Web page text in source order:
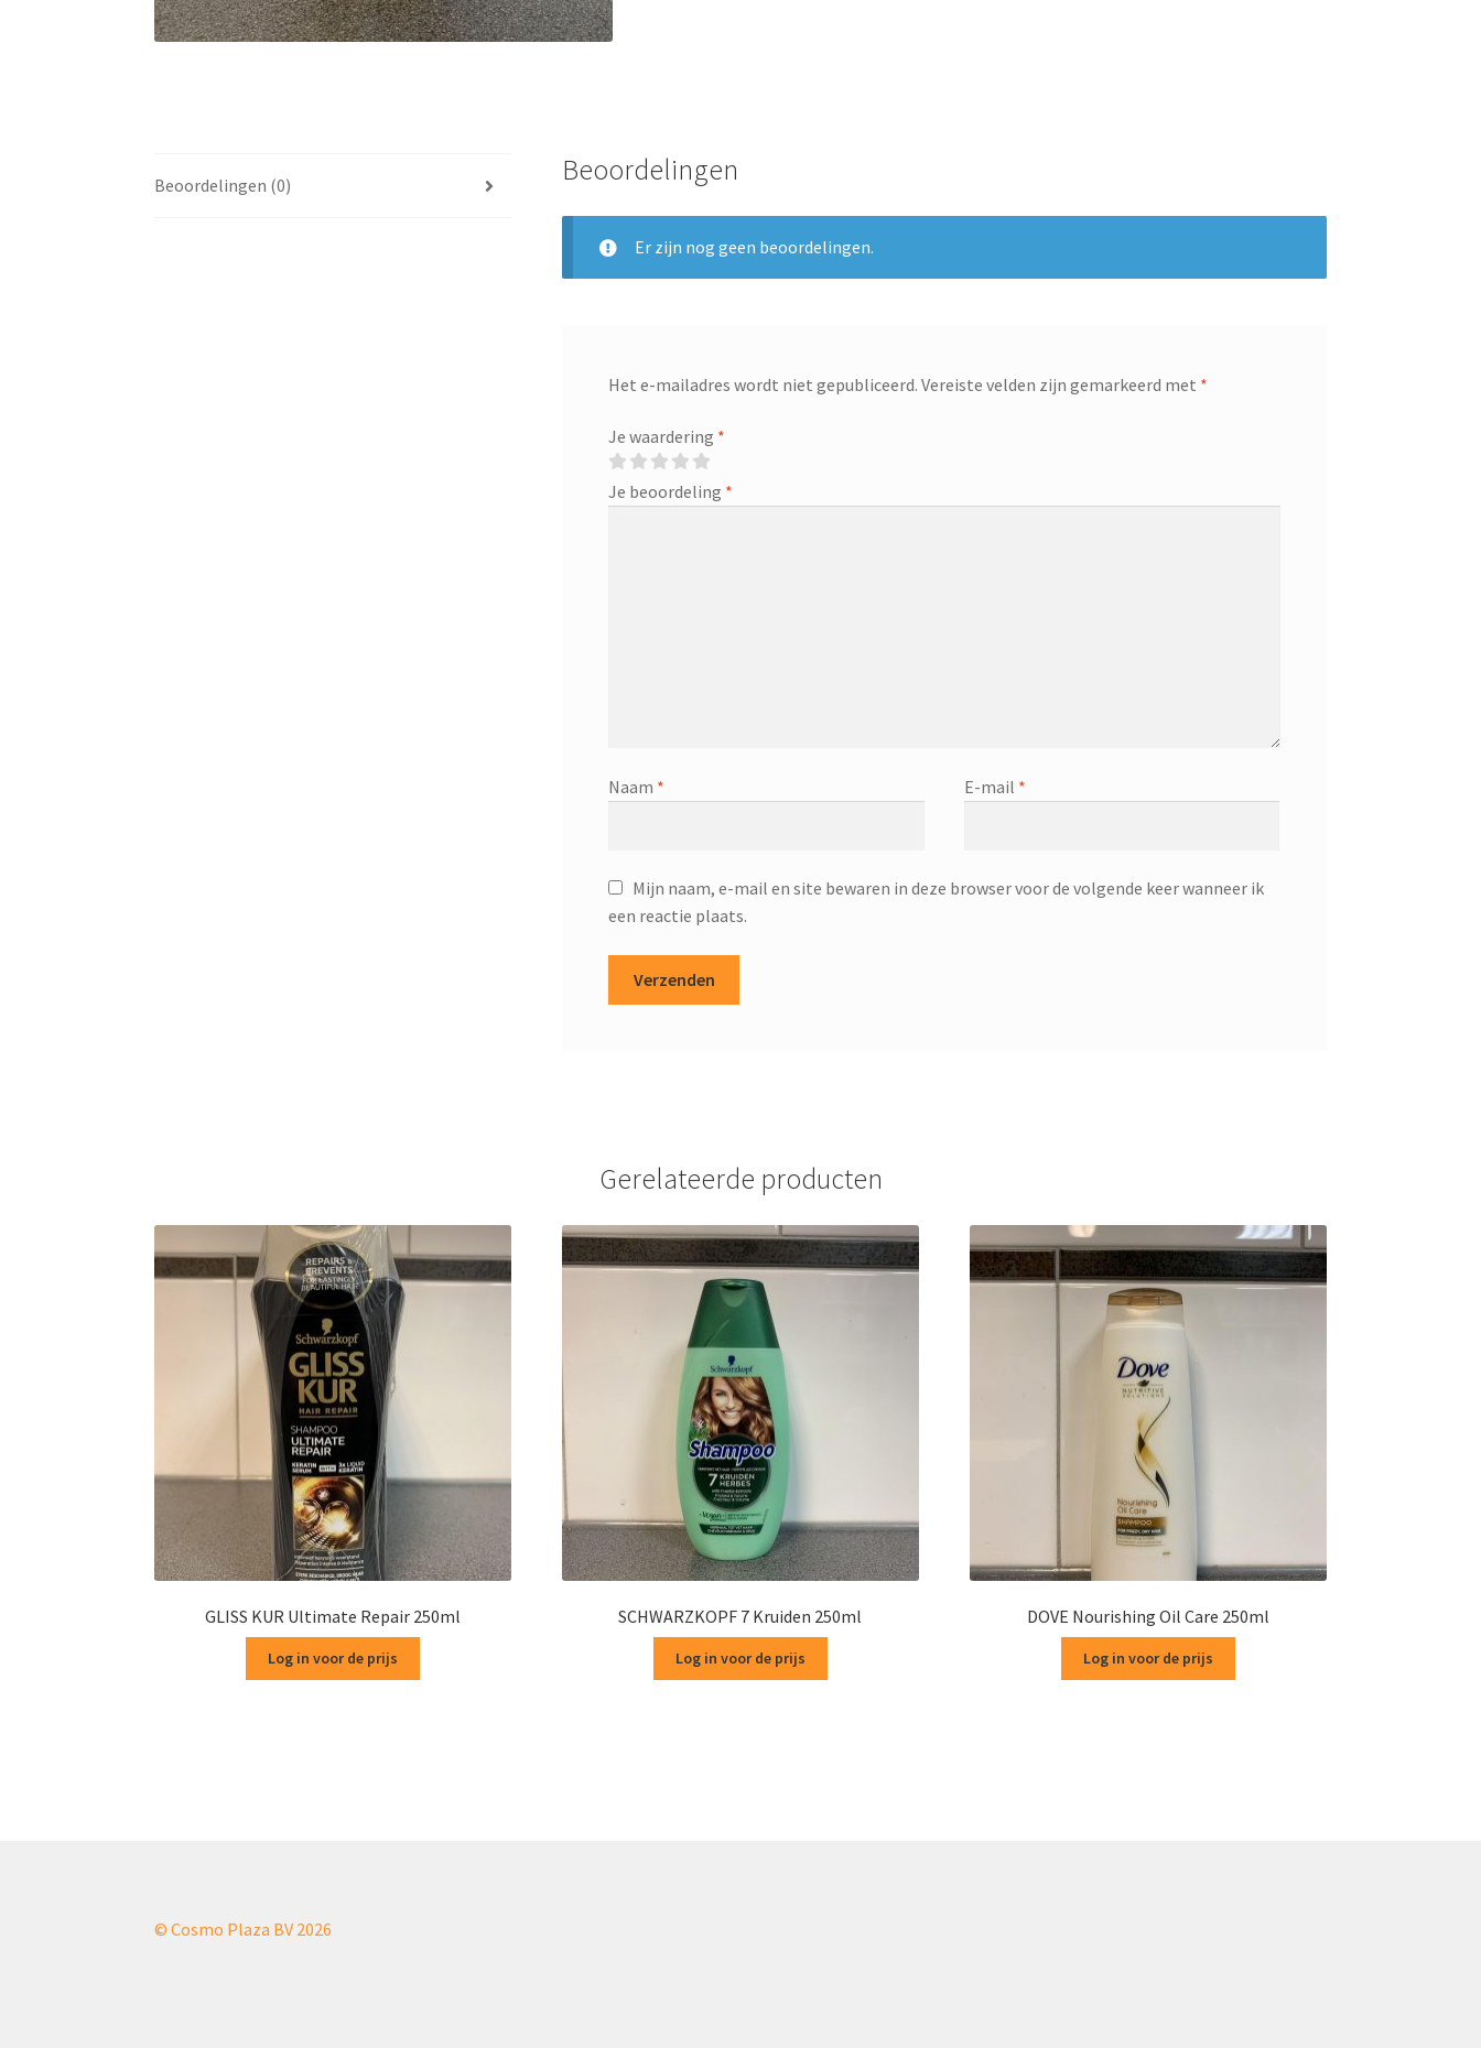
Beoordelingen (0) Beoordelingen
Er zijn nog geen beoordelingen.
Het e-mailadres wordt niet gepubliceerd. Vereiste velden zijn gemarkeerd met *
Je waardering *
Je beoordeling *
Naam * E-mail *
Mijn naam, e-mail en site bewaren in deze browser voor de volgende keer wanneer ik
een reactie plaats.
Gerelateerde producten
GLISS KUR Ultimate Repair 250ml
Log in voor de prijs
SCHWARZKOPF 7 Kruiden 250ml
Log in voor de prijs
DOVE Nourishing Oil Care 250ml
Log in voor de prijs
© Cosmo Plaza BV 2026